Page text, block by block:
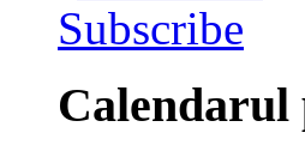
Subscribe